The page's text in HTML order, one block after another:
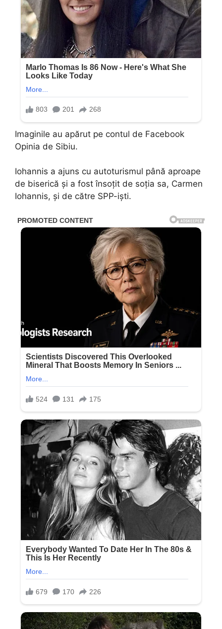
Imaginile au apărut pe contul de Facebook
Opinia de Sibiu.
Iohannis a ajuns cu autoturismul până aproape
de biserică și a fost însoțit de soția sa, Carmen
Iohannis, și de către SPP-iști.